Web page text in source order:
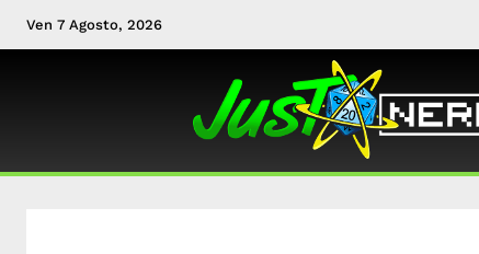
Ven 7 Agosto, 2026